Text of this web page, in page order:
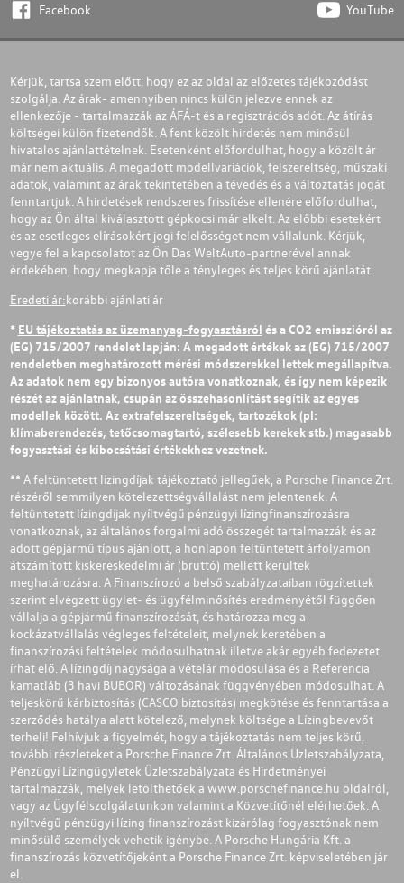
Facebook YouTube
Kérjük, tartsa szem előtt, hogy ez az oldal az előzetes tájékozódást
szolgálja. Az árak- amennyiben nincs külön jelezve ennek az
ellenkezője - tartalmazzák az ÁFÁ-t és a regisztrációs adót. Az átírás
költségei külön fizetendők. A fent közölt hirdetés nem minősül
hivatalos ajánlattételnek. Esetenként előfordulhat, hogy a közölt ár
már nem aktuális. A megadott modellvariációk, felszereltség, műszaki
adatok, valamint az árak tekintetében a tévedés és a változtatás jogát
fenntartjuk. A hirdetések rendszeres frissítése ellenére előfordulhat,
hogy az Ön által kiválasztott gépkocsi már elkelt. Az előbbi esetekért
és az esetleges elírásokért jogi felelősséget nem vállalunk. Kérjük,
vegye fel a kapcsolatot az Ön Das WeltAuto-partnerével annak
érdekében, hogy megkapja tőle a tényleges és teljes körű ajánlatát.
Eredeti ár:korábbi ajánlati ár
* EU tájékoztatás az üzemanyag-fogyasztásról és a CO2 emisszióról az
(EG) 715/2007 rendelet lapján: A megadott értékek az (EG) 715/2007
rendeletben meghatározott mérési módszerekkel lettek megállapítva.
Az adatok nem egy bizonyos autóra vonatkoznak, és így nem képezik
részét az ajánlatnak, csupán az összehasonlítást segítik az egyes
modellek között. Az extrafelszereltségek, tartozékok (pl:
klímaberendezés, tetőcsomagtartó, szélesebb kerekek stb.) magasabb
fogyasztási és kibocsátási értékekhez vezetnek.
** A feltüntetett lízingdíjak tájékoztató jellegűek, a Porsche Finance Zrt.
részéről semmilyen kötelezettségvállalást nem jelentenek. A
feltüntetett lízingdíjak nyíltvégű pénzügyi lízingfinanszírozásra
vonatkoznak, az általános forgalmi adó összegét tartalmazzák és az
adott gépjármű típus ajánlott, a honlapon feltüntetett árfolyamon
átszámított kiskereskedelmi ár (bruttó) mellett kerültek
meghatározásra. A Finanszírozó a belső szabályzataiban rögzítettek
szerint elvégzett ügylet- és ügyfélminősítés eredményétől függően
vállalja a gépjármű finanszírozását, és határozza meg a
kockázatvállalás végleges feltételeit, melynek keretében a
finanszírozási feltételek módosulhatnak illetve akár egyéb fedezetet
írhat elő. A lízingdíj nagysága a vételár módosulása és a Referencia
kamatláb (3 havi BUBOR) változásának függvényében módosulhat. A
teljeskörű kárbiztosítás (CASCO biztosítás) megkötése és fenntartása a
szerződés hatálya alatt kötelező, melynek költsége a Lízingbevevőt
terheli! Felhívjuk a figyelmét, hogy a tájékoztatás nem teljes körű,
további részleteket a Porsche Finance Zrt. Általános Üzletszabályzata,
Pénzügyi Lízingügyletek Üzletszabályzata és Hirdetményei
tartalmazzák, melyek letölthetőek a www.porschefinance.hu oldalról,
vagy az Ügyfélszolgálatunkon valamint a Közvetítőnél elérhetőek. A
nyíltvégű pénzügyi lízing finanszírozást kizárólag fogyasztónak nem
minősülő személyek vehetik igénybe. A Porsche Hungária Kft. a
finanszírozás közvetítőjeként a Porsche Finance Zrt. képviseletében jár
el.